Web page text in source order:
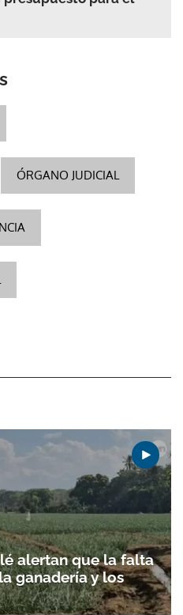
ÓRGANO JUDICIAL
alertan que la falta
ganadería y los